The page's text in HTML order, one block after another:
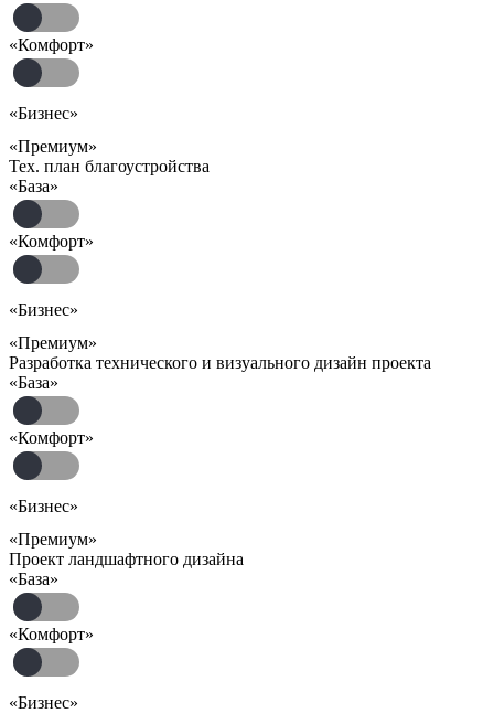
«Комфорт»
«Бизнес»
«Премиум»
Тех. план благоустройства
«База»
«Комфорт»
«Бизнес»
«Премиум»
Разработка технического и визуального дизайн проекта
«База»
«Комфорт»
«Бизнес»
«Премиум»
Проект ландшафтного дизайна
«База»
«Комфорт»
«Бизнес»